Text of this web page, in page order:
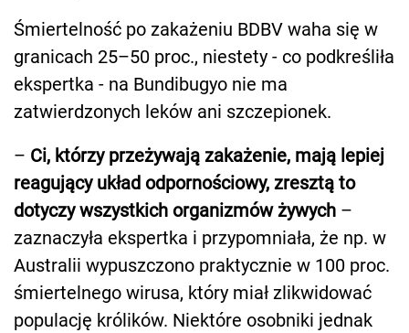
Śmiertelność po zakażeniu BDBV waha się w
granicach 25–50 proc., niestety - co podkreśliła
ekspertka - na Bundibugyo nie ma
zatwierdzonych leków ani szczepionek.
– Ci, którzy przeżywają zakażenie, mają lepiej
reagujący układ odpornościowy, zresztą to
dotyczy wszystkich organizmów żywych –
zaznaczyła ekspertka i przypomniała, że np. w
Australii wypuszczono praktycznie w 100 proc.
śmiertelnego wirusa, który miał zlikwidować
populację królików. Niektóre osobniki jednak